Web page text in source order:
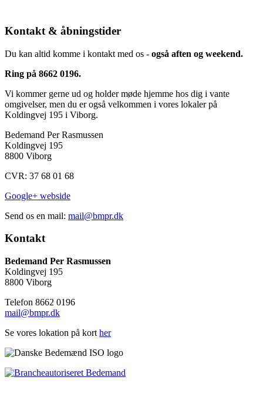
Kontakt & åbningstider
Du kan altid komme i kontakt med os - også aften og weekend.
Ring på 8662 0196.
Vi kommer gerne ud og holder møde hjemme hos dig i vante
omgivelser, men du er også velkommen i vores lokaler på
Koldingvej 195 i Viborg.
Bedemand Per Rasmussen
Koldingvej 195
8800 Viborg
CVR: 37 68 01 68
Google+ webside
Send os en mail: mail@bmpr.dk
Kontakt
Bedemand Per Rasmussen
Koldingvej 195
8800 Viborg
Telefon 8662 0196
mail@bmpr.dk
Se vores lokation på kort her